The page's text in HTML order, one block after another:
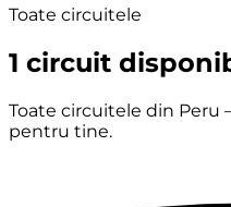
Toate circuitele
1 circuit
Toate circuitele din
pentru tine.